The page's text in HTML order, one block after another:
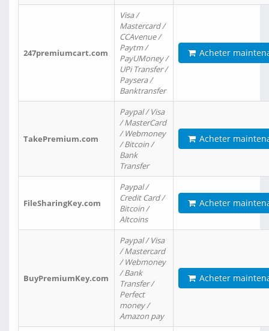
247premiumcart.com
Visa /
Mastercard /
CCAvenue /
Paytm /
PayUMoney /
UPi Transfer /
Paysera /
Banktransfer
Acheter
TakePremium.com
Paypal / Visa
/ MasterCard
/ Webmoney
/ Bitcoin /
Bank
Transfer
Acheter
FileSharingKey.com
Paypal /
Credit Card /
Bitcoin /
Altcoins
Acheter
BuyPremiumKey.com
Paypal / Visa
/ Mastercard
/ Webmoney
/ Bank
Transfer /
Perfect
money /
Amazon pay
Acheter